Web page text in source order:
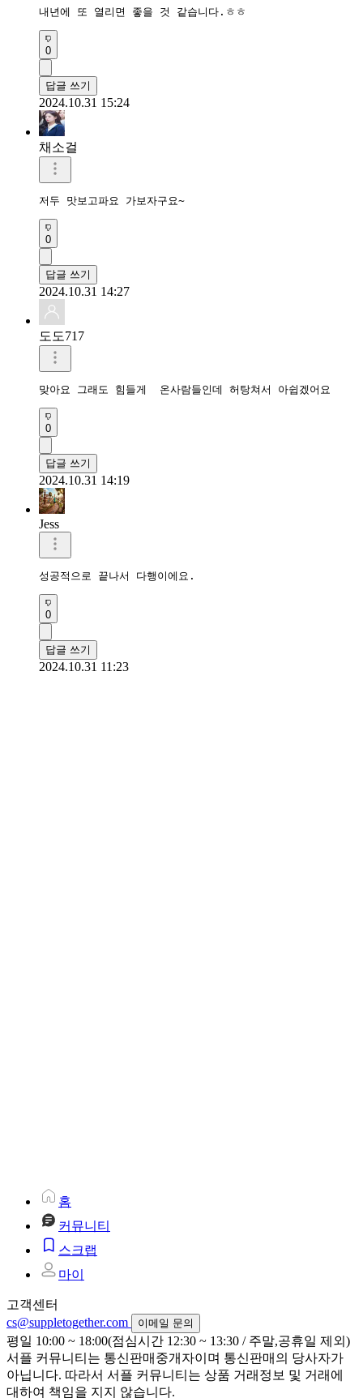
내년에 또 열리면 좋을 것 같습니다.ㅎㅎ
0
답글 쓰기
2024.10.31 15:24
채소걸
저두 맛보고파요 가보자구요~
0
답글 쓰기
2024.10.31 14:27
도도717
맞아요 그래도 힘들게  온사람들인데 허탕쳐서 아쉽겠어요
0
답글 쓰기
2024.10.31 14:19
Jess
성공적으로 끝나서 다행이에요.
0
답글 쓰기
2024.10.31 11:23
홈
커뮤니티
스크랩
마이
고객센터
cs@suppletogether.com
이메일 문의
평일 10:00 ~ 18:00(점심시간 12:30 ~ 13:30 / 주말,공휴일 제외)
서플 커뮤니티는 통신판매중개자이며 통신판매의 당사자가
아닙니다. 따라서 서플 커뮤니티는 상품 거래정보 및 거래에
대하여 책임을 지지 않습니다.